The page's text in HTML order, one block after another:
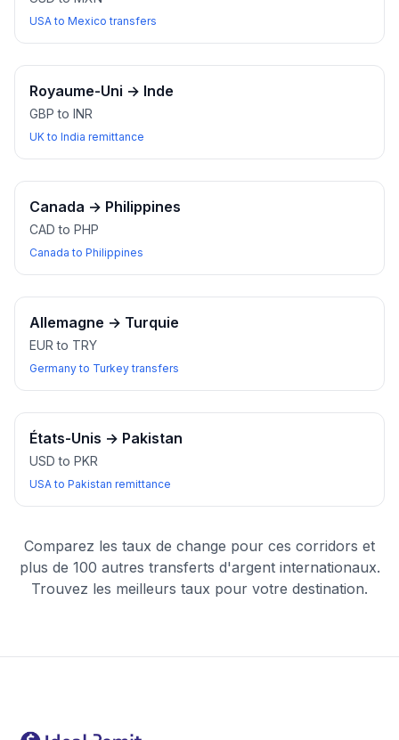
USA to Mexico transfers
Royaume-Uni → Inde
GBP to INR
UK to India remittance
Canada → Philippines
CAD to PHP
Canada to Philippines
Allemagne → Turquie
EUR to TRY
Germany to Turkey transfers
États-Unis → Pakistan
USD to PKR
USA to Pakistan remittance
Comparez les taux de change pour ces corridors et
plus de 100 autres transferts d'argent internationaux.
Trouvez les meilleurs taux pour votre destination.